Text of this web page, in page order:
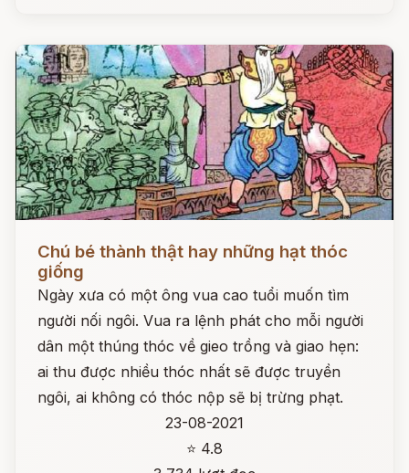
Chú bé thành thật hay những hạt thóc
giống
Ngày xưa có một ông vua cao tuổi muốn tìm
người nối ngôi. Vua ra lệnh phát cho mỗi người
dân một thúng thóc về gieo trồng và giao hẹn:
ai thu được nhiều thóc nhất sẽ được truyền
ngôi, ai không có thóc nộp sẽ bị trừng phạt.
23-08-2021
⭐ 4.8